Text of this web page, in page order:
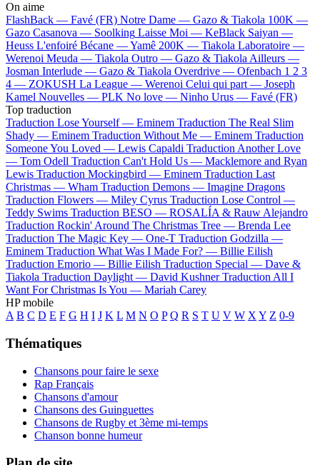
On aime
FlashBack — Favé (FR) Notre Dame — Gazo & Tiakola 100K —
Gazo Casanova — Soolking Laisse Moi — KeBlack Saiyan —
Heuss L'enfoiré Bécane —Yamê 200K — Tiakola Laboratoire —
Werenoi Meuda — Tiakola Outro — Gazo & Tiakola Ailleurs —
Josman Interlude — Gazo & Tiakola Overdrive — Ofenbach 1 2 3
4 — ZOKUSH La League — Werenoi Celui qui part — Joseph
Kamel Nouvelles — PLK No love — Ninho Urus — Favé (FR)
Top traduction
Traduction Lose Yourself — Eminem Traduction The Real Slim
Shady — Eminem Traduction Without Me — Eminem Traduction
Someone You Loved — Lewis Capaldi Traduction Another Love
— Tom Odell Traduction Can't Hold Us — Macklemore and Ryan
Lewis Traduction Mockingbird — Eminem Traduction Last
Christmas — Wham Traduction Demons — Imagine Dragons
Traduction Flowers — Miley Cyrus Traduction Lose Control —
Teddy Swims Traduction BESO — ROSALÍA & Rauw Alejandro
Traduction Rockin' Around The Christmas Tree — Brenda Lee
Traduction The Magic Key — One-T Traduction Godzilla —
Eminem Traduction What Was I Made For? — Billie Eilish
Traduction Emorio — Billie Eilish Traduction Special — Dave &
Tiakola Traduction Daylight — David Kushner Traduction All I
Want For Christmas Is You — Mariah Carey
HP mobile
A B C D E F G H I J K L M N O P Q R S T U V W X Y Z 0-9
Thématiques
Chansons pour faire le sexe
Rap Français
Chansons d'amour
Chansons des Guinguettes
Chansons de Rugby et 3ème mi-temps
Chanson bonne humeur